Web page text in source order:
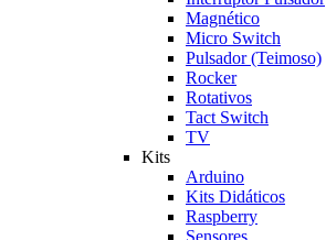
Magnético
Micro Switch
Pulsador (Teimoso)
Rocker
Rotativos
Tact Switch
TV
Kits
Arduino
Kits Didáticos
Raspberry
Sensores